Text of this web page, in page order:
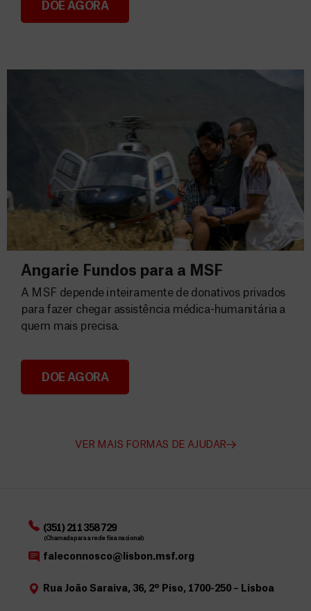
Consignação do IRS 2026
DOE AGORA
Angarie Fundos para a MSF
Angarie Fundos para a MSF
A MSF depende inteiramente de donativos privados
para fazer chegar assistência médica-humanitária a
quem mais precisa.
DOE AGORA
VER MAIS FORMAS DE AJUDAR
(351) 211 358 729
(Chamada para a rede fixa nacional)
faleconnosco@lisbon.msf.org
Rua João Saraiva, 36, 2º Piso, 1700-250 – Lisboa